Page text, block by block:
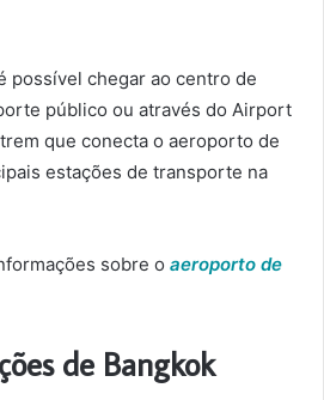
possível chegar ao centro de
público ou através do Airport
que conecta o aeroporto de
estações de transporte na
sobre o aeroporto de
de Bangkok